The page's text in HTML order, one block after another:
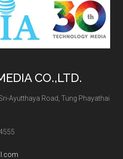
CO.,LTD.
Ayutthaya Road, Tung Phayathai